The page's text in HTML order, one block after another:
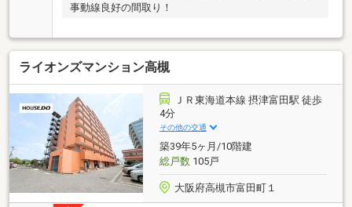
事動線良好の間取り！
ライオンズマンション高槻
ＪＲ東海道本線 摂津富田駅 徒歩
4分
その他の交通
築39年5ヶ月/10階建
総戸数105戸
大阪府高槻市富田町１